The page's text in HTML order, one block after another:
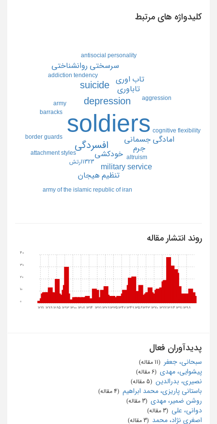
کلیدواژه های مرتبط
soldiers
depression
افسردگي
suicide
خودكشي
military service
امادگي جسماني
تاب اوري
تاباوري
تنظيم هيجان
جرم
سرسختي روانشناختي
1323ارتش
addiction tendency
aggression
altruism
antisocial personality
army
army of the islamic republic of iran
attachment styles
barracks
border guards
cognitive flexibility
روند انتشار مقاله
1271 127812851293 1300 1307 1314 1321 132813351342134913561363 1370 137713841391 1398
10
20
30
40
پدیدآوران فعال
سبحانی، جعفر
پیشوایی، مهدی
نصیری، بدرالدین
باستانی پاریزی، محمد ابراهیم
روشن ضمیر، مهدی
دوانی، علی
اصغری نژاد، محمد